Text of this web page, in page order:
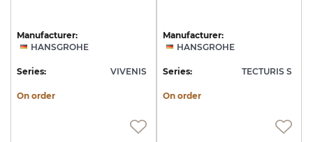
Manufacturer:
HANSGROHE
Series: VIVENIS
On order
Manufacturer:
HANSGROHE
Series: TECTURIS S
On order